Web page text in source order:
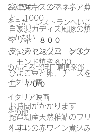
2018ウィーンベネチア
そうだ、レストランへい
まかない
シャンパン&スパークリ
のんとろっぽ日曜俱楽部
イタリア語
イタリア映画
その他
メニュー
富津産キスのマリネ　
と　1000
自家製カディス風豚の
マリネ　８００
皮つきヤングコーンの
ーモンド焼き６00
ひよこ豆と卵、チーズ
ニ　７００
お時間がかかります
琵琶湖産天然稚鮎のフ
牛すじの赤ワイン煮込